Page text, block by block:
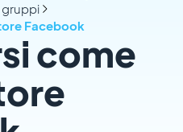
gruppi
Facebook
come